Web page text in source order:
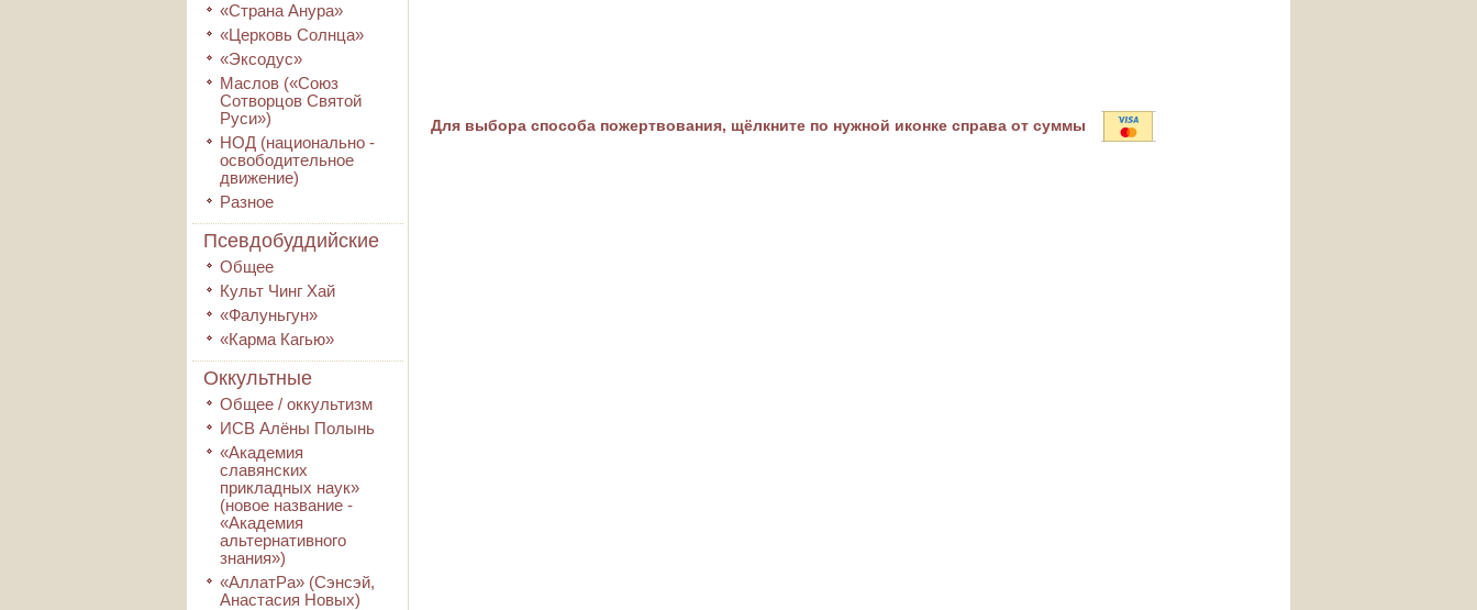
«Страна Анура»
«Церковь Солнца»
«Эксодус»
Маслов («Союз
Сотворцов Святой
Руси»)
НОД (национально -
освободительное
движение)
Разное
Псевдобуддийские
Общее
Культ Чинг Хай
«Фалуньгун»
«Карма Кагью»
Оккультные
Общее / оккультизм
ИСВ Алёны Полынь
«Академия
славянских
прикладных наук»
(новое название -
«Академия
альтернативного
знания»)
«АллатРа» (Сэнсэй,
Анастасия Новых)
Для выбора способа пожертвования, щёлкните по нужной иконке справа от суммы